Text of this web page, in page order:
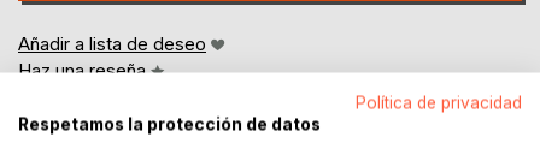
Añadir a lista de deseo
Haz una reseña
Política de privacidad
Respetamos la protección de datos